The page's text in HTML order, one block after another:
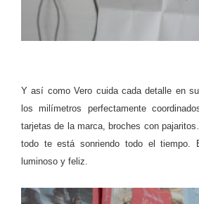
Y así como Vero cuida cada detalle en
los milímetros perfectamente
tarjetas de la marca, broches con
todo te está sonriendo todo el tiempo.
luminoso y feliz.